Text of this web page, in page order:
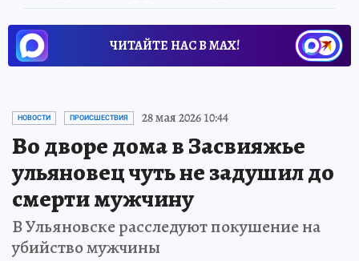
ЧИТАЙТЕ НАС В МАХ!
НОВОСТИ ПРОИСШЕСТВИЯ 28 мая 2026 10:44
Во дворе дома в Засвияжье
ульяновец чуть не задушил до
смерти мужчину
В Ульяновске расследуют покушение на
убийство мужчины